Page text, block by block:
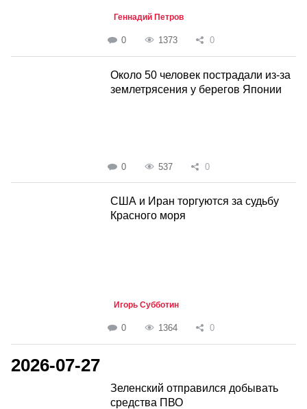
Геннадий Петров
0 1373 0
Около 50 человек пострадали из-за
землетрясения у берегов Японии
0 537 0
США и Иран торгуются за судьбу
Красного моря
Игорь Субботин
0 1364 0
2026-07-27
Зеленский отправился добывать
средства ПВО